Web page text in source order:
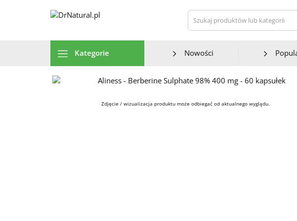
Szukaj produktów lub kategorii
Kategorie Nowości
Zdjęcie / wizualizacja produktu może odbiegać od aktualnego wyglądu.